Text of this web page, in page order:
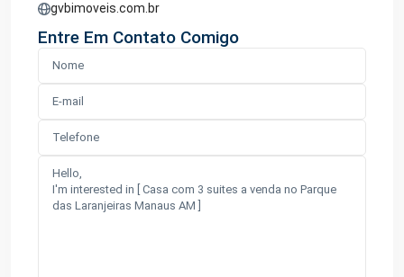
gvbimoveis.com.br
Entre Em Contato Comigo